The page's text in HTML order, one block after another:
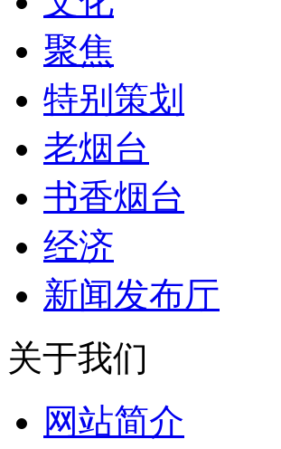
聚焦
特别策划
老烟台
书香烟台
经济
新闻发布厅
关于我们
网站简介